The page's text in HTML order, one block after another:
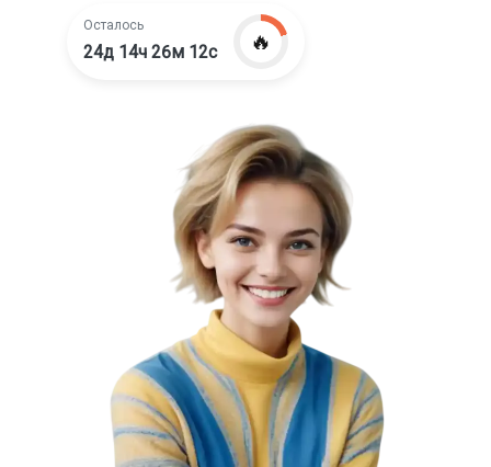
Осталось
24д 14ч 26м 10с 🔥